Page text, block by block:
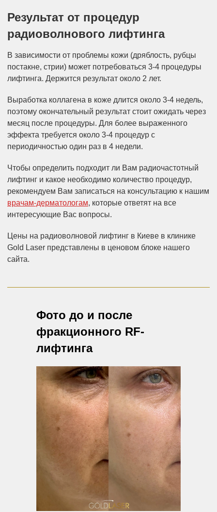
Результат от процедур
радиоволнового лифтинга
В зависимости от проблемы кожи (дряблость, рубцы
постакне, стрии) может потребоваться 3-4 процедуры
лифтинга. Держится результат около 2 лет.
Выработка коллагена в коже длится около 3-4 недель,
поэтому окончательный результат стоит ожидать через
месяц после процедуры. Для более выраженного
эффекта требуется около 3-4 процедур с
периодичностью один раз в 4 недели.
Чтобы определить подходит ли Вам радиочастотный
лифтинг и какое необходимо количество процедур,
рекомендуем Вам записаться на консультацию к нашим
врачам-дерматологам, которые ответят на все
интересующие Вас вопросы.
Цены на радиоволновой лифтинг в Киеве в клинике
Gold Laser представлены в ценовом блоке нашего
сайта.
Фото до и после
фракционного RF-
лифтинга